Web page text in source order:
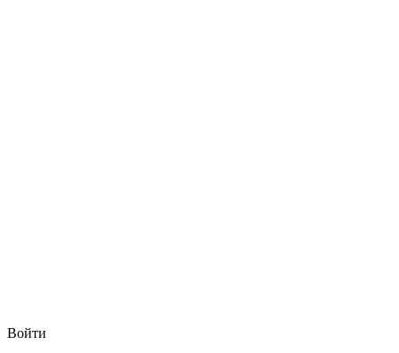
Войти